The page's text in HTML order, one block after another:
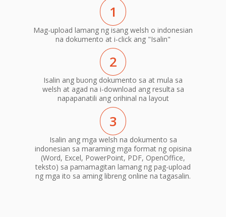
1
Mag-upload lamang ng isang welsh o indonesian
na dokumento at i-click ang "Isalin"
2
Isalin ang buong dokumento sa at mula sa
welsh at agad na i-download ang resulta sa
napapanatili ang orihinal na layout
3
Isalin ang mga welsh na dokumento sa
indonesian sa maraming mga format ng opisina
(Word, Excel, PowerPoint, PDF, OpenOffice,
teksto) sa pamamagitan lamang ng pag-upload
ng mga ito sa aming libreng online na tagasalin.